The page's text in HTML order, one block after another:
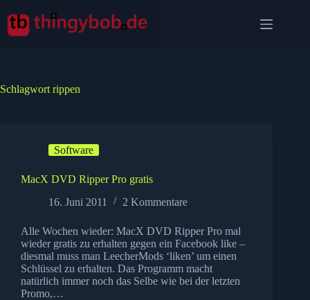
Inhalt
springen
Schlagwort rippen
Software
MacX DVD Ripper Pro gratis
16. Juni 2011
2 Kommentare
Alle Wochen wieder: MacX DVD Ripper Pro mal
wieder gratis zu erhalten gegen ein Facebook like –
diesmal muss man LeecherMods ‘liken’ um einen
Schlüssel zu erhalten. Das Programm macht
natürlich immer noch das Selbe wie bei der letzten
Promo,…